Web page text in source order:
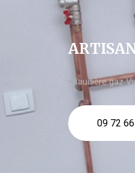
chaudière gaz
09 72